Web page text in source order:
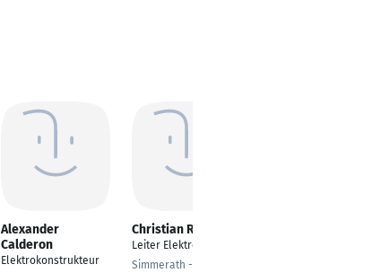
Alexander
Calderon
Elektrokonstrukteur
Christian Reul
Leiter Elektrotechnik
Simmerath -